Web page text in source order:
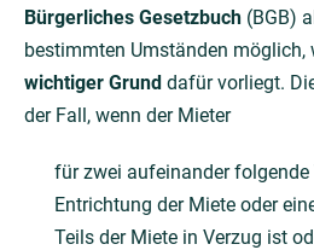
Bürgerliches Gesetzbuch (BGB)
bestimmten Umständen möglich,
wichtiger Grund dafür vorliegt.
der Fall, wenn der Mieter
für zwei aufeinander folgende
Entrichtung der Miete oder
Teils der Miete in Verzug ist